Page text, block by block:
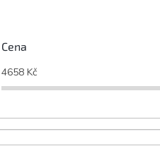
Cena
4658 Kč